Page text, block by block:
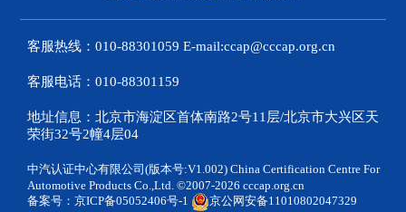
客服热线：010-88301059 E-mail:ccap@cccap.org.cn
客服电话：010-88301159
地址信息：北京市海淀区首体南路2号11层/北京市大兴区天
荣街32号2幢4层04
中汽认证中心有限公司(版本号:V1.002) China Certification Centre For
Automotive Products Co.,Ltd. ©2007-2026 cccap.org.cn
备案号： 京ICP备05052406号-1 京公网安备11010802047329